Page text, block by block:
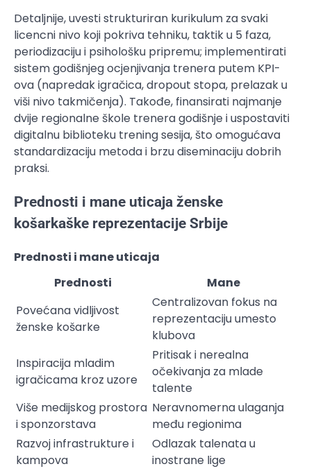
Detaljnije, uvesti strukturiran kurikulum za svaki
licencni nivo koji pokriva tehniku, taktik u 5 faza,
periodizaciju i psihološku pripremu; implementirati
sistem godišnjeg ocjenjivanja trenera putem KPI-
ova (napredak igračica, dropout stopa, prelazak u
viši nivo takmičenja). Takođe, finansirati najmanje
dvije regionalne škole trenera godišnje i uspostaviti
digitalnu biblioteku trening sesija, što omogućava
standardizaciju metoda i brzu diseminaciju dobrih
praksi.
Prednosti i mane uticaja ženske
košarkaške reprezentacije Srbije
Prednosti i mane uticaja
Prednosti
Mane
Povećana vidljivost
ženske košarke
Centralizovan fokus na
reprezentaciju umesto
klubova
Inspiracija mladim
igračicama kroz uzore
Pritisak i nerealna
očekivanja za mlade
talente
Više medijskog prostora
i sponzorstava
Neravnomerna ulaganja
među regionima
Razvoj infrastrukture i
kampova
Odlazak talenata u
inostrane lige